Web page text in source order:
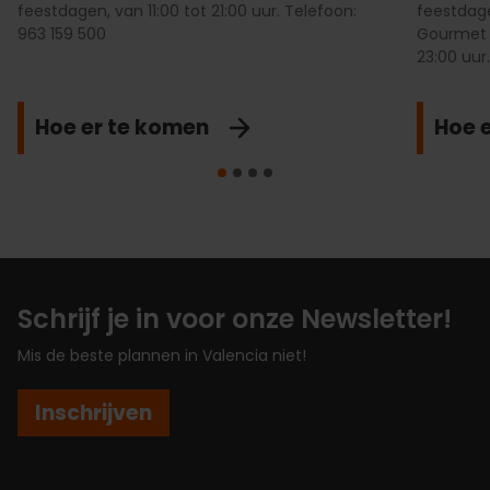
feestdagen, van 11:00 tot 21:00 uur. Telefoon:
963 159 500
Hoe er te komen
23:00
Hoe
Schrijf je in voor onze Newsletter!
Mis de beste plannen in Valencia niet!
Inschrijven